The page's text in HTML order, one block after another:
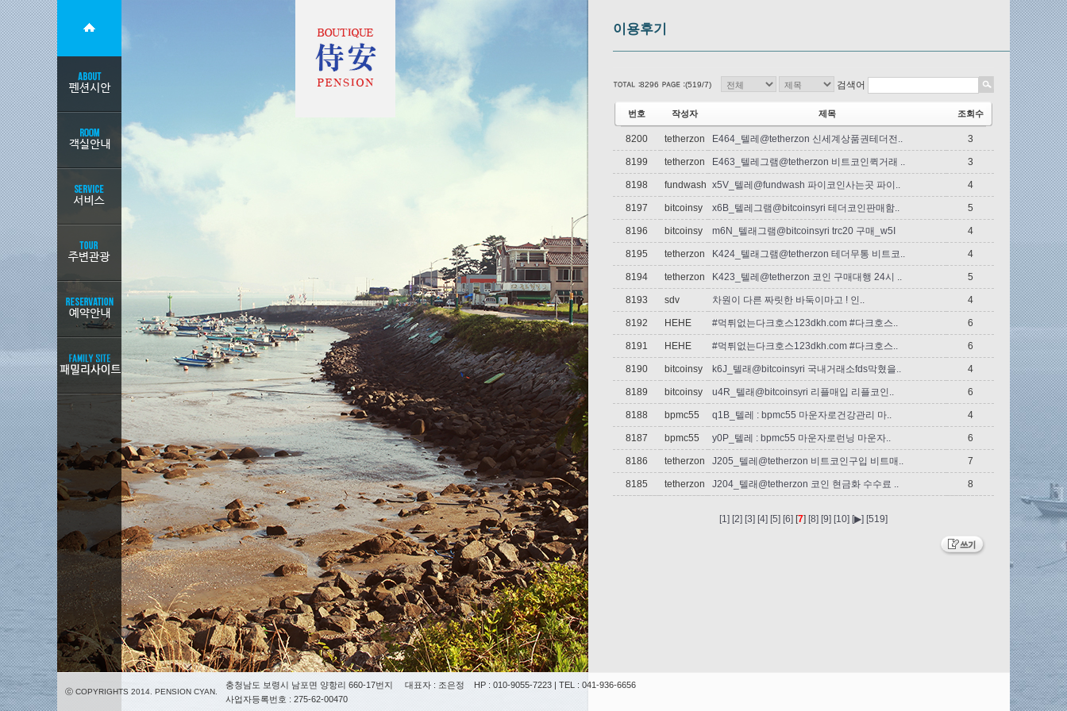
이용후기
8296 (519/7) 검색어
번호 작성자 제목 조회수
8200 tetherzon E464_텔레@tetherzon 신세계상품권테더전.. 3
8199 tetherzon E463_텔레그램@tetherzon 비트코인퀵거래 .. 3
8198 fundwash x5V_텔레@fundwash 파이코인사는곳 파이.. 4
8197 bitcoinsy x6B_텔레그램@bitcoinsyri 테더코인판매함.. 5
8196 bitcoinsy m6N_텔래그램@bitcoinsyri trc20 구매_w5I 4
8195 tetherzon K424_텔래그램@tetherzon 테더무통 비트코.. 4
8194 tetherzon K423_텔레@tetherzon 코인 구매대행 24시 .. 5
8193 sdv 차원이 다른 짜릿한 바둑이마고 ! 인.. 4
8192 HEHE #먹튀없는다크호스123dkh.com #다크호스.. 6
8191 HEHE #먹튀없는다크호스123dkh.com #다크호스.. 6
8190 bitcoinsy k6J_텔래@bitcoinsyri 국내거래소fds막혔을.. 4
8189 bitcoinsy u4R_텔래@bitcoinsyri 리플매입 리플코인.. 6
8188 bpmc55 q1B_텔레 : bpmc55 마운자로건강관리 마.. 4
8187 bpmc55 y0P_텔레 : bpmc55 마운자로런닝 마운자.. 6
8186 tetherzon J205_텔레@tetherzon 비트코인구입 비트매.. 7
8185 tetherzon J204_텔래@tetherzon 코인 현금화 수수료 .. 8
[1] [2] [3] [4] [5] [6] [7] [8] [9] [10] [▶] [519]
ⓒ COPYRIGHTS 2014. PENSION CYAN.
충청남도 보령시 남포면 양항리 660-17번지 대표자 : 조은정
HP : 010-9055-7223 | TEL : 041-936-6656
사업자등록번호 : 275-62-00470